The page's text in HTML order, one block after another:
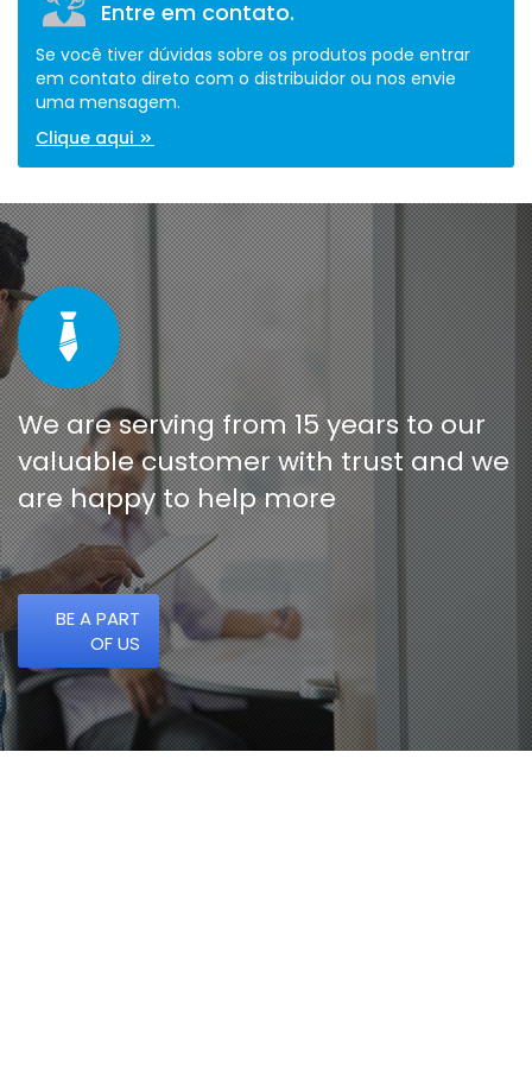
Entre em contato.
Se você tiver dúvidas sobre os produtos pode entrar
em contato direto com o distribuidor ou nos envie
uma mensagem.
Clique aqui
We are serving from 15 years to our
valuable customer with trust and we
are happy to help more
BE A PART
OF US